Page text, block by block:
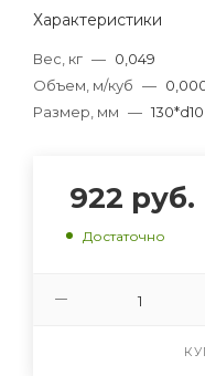
Характеристики
Вес, кг — 0,049
Объем, м/куб —
Размер, мм — 130*d10
922 руб.
Достаточно